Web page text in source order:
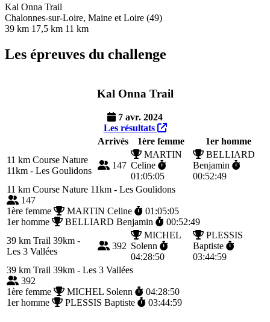
Kal Onna Trail
Chalonnes-sur-Loire, Maine et Loire (49)
39 km 17,5 km 11 km
Les épreuves du challenge
Kal Onna Trail
7 avr. 2024
Les résultats
Arrivés
1ère femme
1er homme
11 km Course Nature
11km - Les Goulidons
147
MARTIN
Celine
01:05:05
BELLIARD
Benjamin
00:52:49
11 km Course Nature 11km - Les Goulidons
147
1ère femme
MARTIN Celine
01:05:05
1er homme
BELLIARD Benjamin
00:52:49
39 km Trail 39km -
Les 3 Vallées
392
MICHEL
Solenn
04:28:50
PLESSIS
Baptiste
03:44:59
39 km Trail 39km - Les 3 Vallées
392
1ère femme
MICHEL Solenn
04:28:50
1er homme
PLESSIS Baptiste 03:44:59